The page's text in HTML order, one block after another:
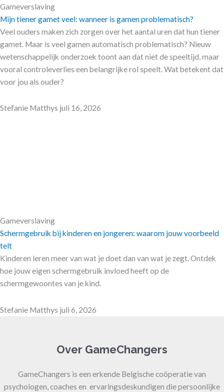
Gameverslaving
Mijn tiener gamet veel: wanneer is gamen problematisch?
Veel ouders maken zich zorgen over het aantal uren dat hun tiener
gamet. Maar is veel gamen automatisch problematisch? Nieuw
wetenschappelijk onderzoek toont aan dat niet de speeltijd, maar
vooral controleverlies een belangrijke rol speelt. Wat betekent dat
voor jou als ouder?
Stefanie Matthys juli 16, 2026
Gameverslaving
Schermgebruik bij kinderen en jongeren: waarom jouw voorbeeld
telt
Kinderen leren meer van wat je doet dan van wat je zegt. Ontdek
hoe jouw eigen schermgebruik invloed heeft op de
schermgewoontes van je kind.
Stefanie Matthys juli 6, 2026
Over GameChangers
GameChangers is een erkende Belgische coöperatie van
psychologen, coaches en ervaringsdeskundigen die persoonlijke